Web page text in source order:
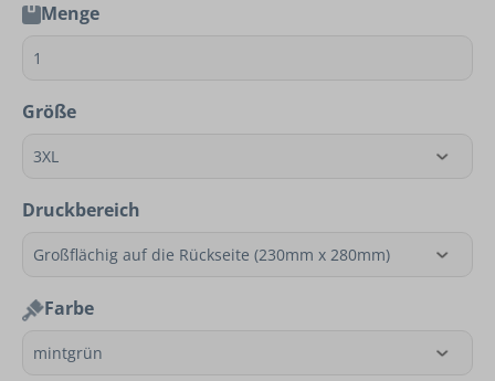
Menge
Größe
Druckbereich
Farbe